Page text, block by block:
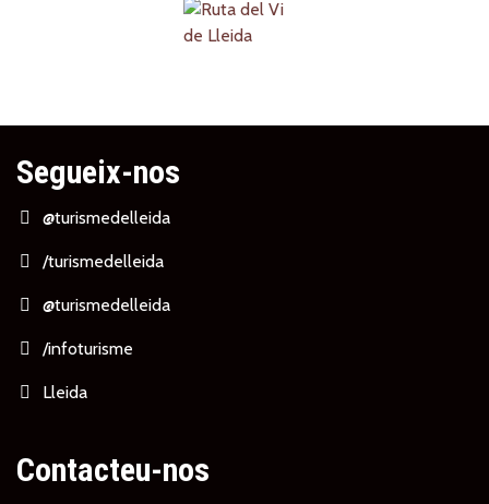
Segueix-nos
@turismedelleida
/turismedelleida
@turismedelleida
/infoturisme
Lleida
Contacteu-nos